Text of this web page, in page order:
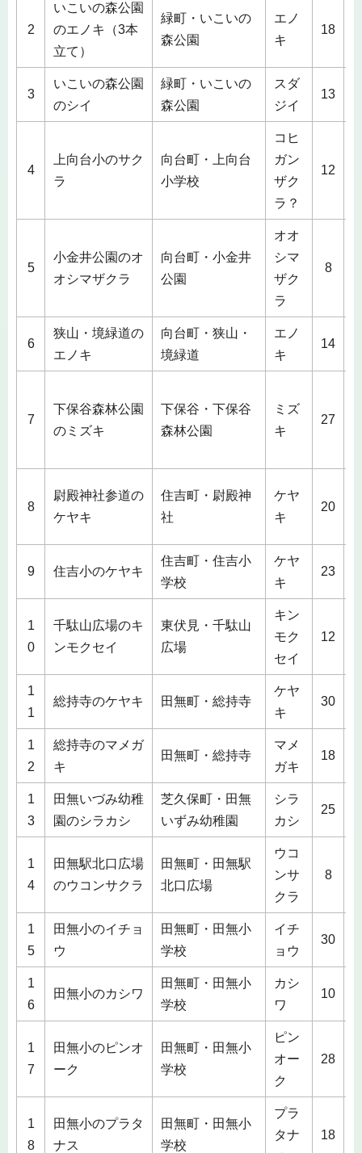
2
いこいの森公園
のエノキ（3本
立て）
緑町・いこいの
森公園
エノ
キ
18
3
いこいの森公園
のシイ
緑町・いこいの
森公園
スダ
ジイ
13
4
上向台小のサク
ラ
向台町・上向台
小学校
コヒ
ガン
ザク
ラ？
12
5
小金井公園のオ
オシマザクラ
向台町・小金井
公園
オオ
シマ
ザク
ラ
8
6
狭山・境緑道の
エノキ
向台町・狭山・
境緑道
エノ
キ
14
7
下保谷森林公園
のミズキ
下保谷・下保谷
森林公園
ミズ
キ
27
8
尉殿神社参道の
ケヤキ
住吉町・尉殿神
社
ケヤ
キ
20
9 住吉小のケヤキ
住吉町・住吉小
学校
ケヤ
キ
23
1
0
千駄山広場のキ
ンモクセイ
東伏見・千駄山
広場
キン
モク
セイ
12
1
1
総持寺のケヤキ 田無町・総持寺
ケヤ
キ
30
1
2
総持寺のマメガ
キ
田無町・総持寺
マメ
ガキ
18
1
3
田無いづみ幼稚
園のシラカシ
芝久保町・田無
いずみ幼稚園
シラ
カシ
25
1
4
田無駅北口広場
のウコンサクラ
田無町・田無駅
北口広場
ウコ
ンサ
クラ
8
1
5
田無小のイチョ
ウ
田無町・田無小
学校
イチ
ョウ
30
1
6
田無小のカシワ
田無町・田無小
学校
カシ
ワ
10
1
7
田無小のピンオ
ーク
田無町・田無小
学校
ピン
オー
ク
28
1
8
田無小のプラタ
ナス
田無町・田無小
学校
プラ
タナ
18